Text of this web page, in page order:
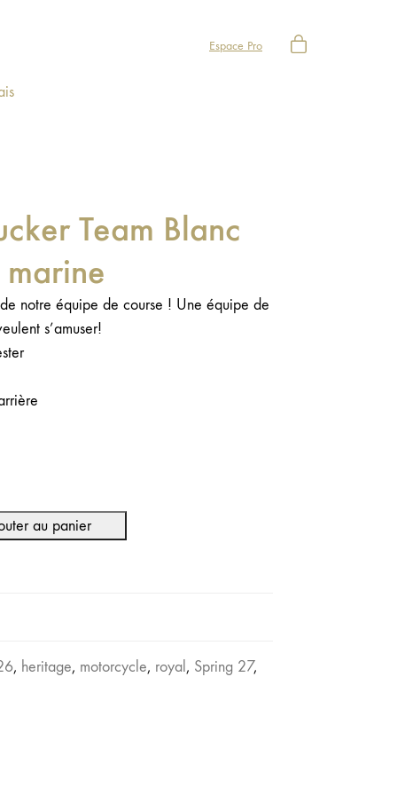
Espace Pro
Team Blanc
notre équipe de course ! Une équipe de
s’amuser!
au panier
, heritage, motorcycle, royal , Spring 27,